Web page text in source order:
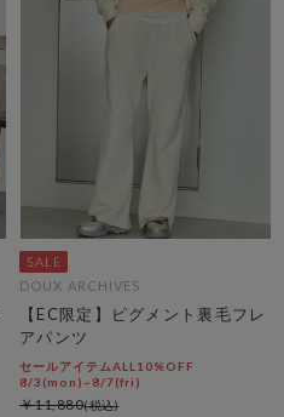
DOUX ARCHIVES
【EC限定】ピグメント裏毛フレ
アパンツ
セールアイテムALL10%OFF
8/3(mon)~8/7(fri)
￥11,880